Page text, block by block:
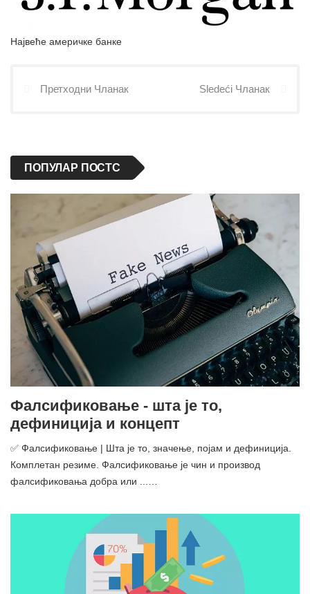
Највеће америчке банке
Претходни Чланак Sledeći Чланак
ПОПУЛАР ПОСТС
Фалсификовање - шта је то,
дефиниција и концепт
✅ Фалсификовање | Шта је то, значење, појам и дефиниција.
Комплетан резиме. Фалсификовање је чин и производ
фалсификовања добра или ...…